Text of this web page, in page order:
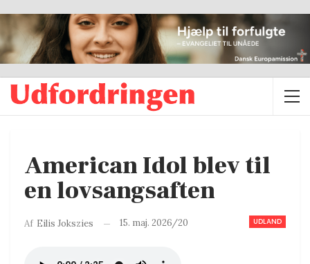
American Idol blev til
en lovsangsaften
UDLAND
Af Eilis Jokszies 15. maj. 2026/20